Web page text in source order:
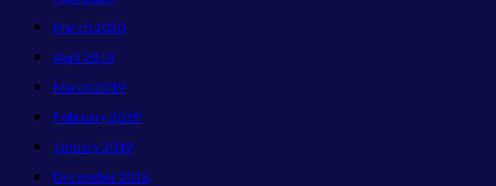
March 2020
April 2019
March 2019
February 2019
January 2019
December 2018